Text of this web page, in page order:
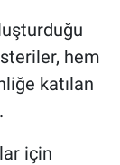
hem
katılan
için